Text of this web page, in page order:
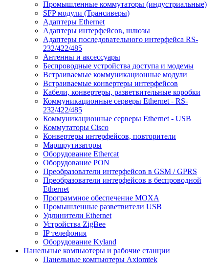
Промышленные коммутаторы (индустриальные)
SFP модули (Трансиверы)
Адаптеры Ethernet
Адаптеры интерфейсов, шлюзы
Адаптеры последовательного интерфейса RS-
232/422/485
Антенны и аксессуары
Беспроводные устройства доступа и модемы
Встраиваемые коммуникационные модули
Встраиваемые конвертеры интерфейсов
Кабели, конвертеры, разветвительные коробки
Коммуникационные серверы Ethernet - RS-
232/422/485
Коммуникационные серверы Ethernet - USB
Коммутаторы Cisco
Конвертеры интерфейсов, повторители
Маршрутизаторы
Оборудование Ethercat
Оборудование PON
Преобразователи интерфейсов в GSM / GPRS
Преобразователи интерфейсов в беспроводной
Ethernet
Программное обеспечение MOXA
Промышленные разветвители USB
Удлинители Ethernet
Устройства ZigBee
IP телефония
Оборудование Kyland
Панельные компьютеры и рабочие станции
Панельные компьютеры Axiomtek